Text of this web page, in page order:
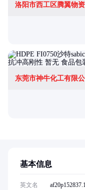
东莞市神牛化工有限公
基本信息
英文名